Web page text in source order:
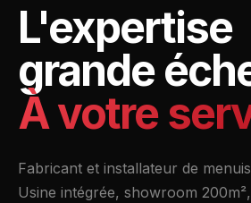
L'expertise
grande
À votre
Fabricant et installateur de
Usine intégrée, showroom